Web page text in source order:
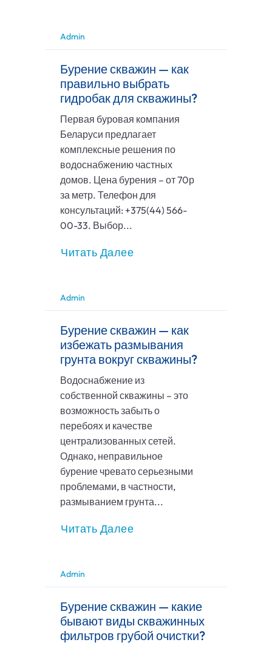
Admin
Бурение скважин — как
правильно выбрать
гидробак для скважины?
Первая буровая компания
Беларуси предлагает
комплексные решения по
водоснабжению частных
домов. Цена бурения – от 70р
за метр. Телефон для
консультаций: +375(44) 566-
00-33. Выбор...
Читать Далее
Admin
Бурение скважин — как
избежать размывания
грунта вокруг скважины?
Водоснабжение из
собственной скважины – это
возможность забыть о
перебоях и качестве
централизованных сетей.
Однако, неправильное
бурение чревато серьезными
проблемами, в частности,
размыванием грунта...
Читать Далее
Admin
Бурение скважин — какие
бывают виды скважинных
фильтров грубой очистки?